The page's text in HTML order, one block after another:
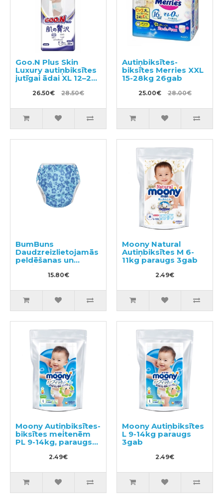
Goo.N Plus Skin
Luxury autiņbiksītes
jutīgai ādai XL 12–20
26.50€ 28.50€
Autiņbiksītes-
biksītes Merries XXL
15-28kg 26gab
25.00€ 28.00€
BumBuns
Daudzreizlietojamās
peldēšanas un
podiņmācību
autiņbiksīte M 11–15
15.80€
Moony Natural
Autiņbiksītes M 6-
11kg paraugs 3gab
2.49€
Moony Autiņbiksītes-
biksītes meitenēm
PL 9-14kg, paraugs
2.49€
Moony Autiņbiksītes
L 9-14kg paraugs
3gab
2.49€